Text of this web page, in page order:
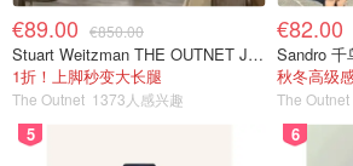
€89.00 €850.00
Stuart Weitzman THE OUTNET Jocey 弹力绒面过膝靴
1折！上脚秒变大长腿
The Outnet 1373人感兴趣
€82.00
Sandro 千
秋冬高级
The Outnet
5 6